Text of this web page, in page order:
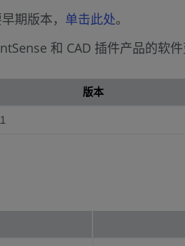
期版本， 单击此处。
和 CAD 插件产品的软
版本